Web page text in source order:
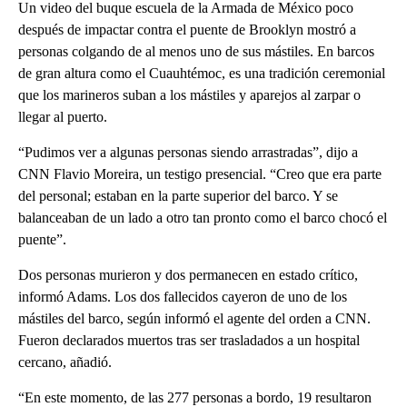
Un video del buque escuela de la Armada de México poco
después de impactar contra el puente de Brooklyn mostró a
personas colgando de al menos uno de sus mástiles. En barcos
de gran altura como el Cuauhtémoc, es una tradición ceremonial
que los marineros suban a los mástiles y aparejos al zarpar o
llegar al puerto.
“Pudimos ver a algunas personas siendo arrastradas”, dijo a
CNN Flavio Moreira, un testigo presencial. “Creo que era parte
del personal; estaban en la parte superior del barco. Y se
balanceaban de un lado a otro tan pronto como el barco chocó el
puente”.
Dos personas murieron y dos permanecen en estado crítico,
informó Adams. Los dos fallecidos cayeron de uno de los
mástiles del barco, según informó el agente del orden a CNN.
Fueron declarados muertos tras ser trasladados a un hospital
cercano, añadió.
“En este momento, de las 277 personas a bordo, 19 resultaron